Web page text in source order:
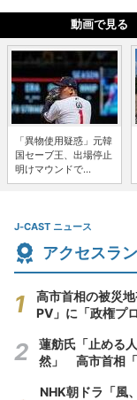
動画で見る
「異物使用疑惑」元韓
国セーブ王、出場停止
明けマウンドで...
J-CAST ニュース
アクセスラ
高市首相の被災
PV」に「政権プ
蓮舫氏「止める
然」 高市首相「
NHK朝ドラ「風